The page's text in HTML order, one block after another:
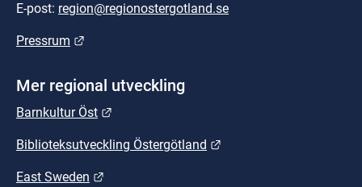
E-post: region@regionostergotland.se
Pressrum
Mer regional utveckling
Barnkultur Öst
Biblioteksutveckling Östergötland
East Sweden